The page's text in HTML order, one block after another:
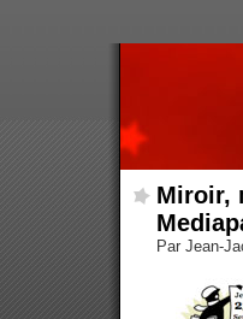
Miroir,
Par Jean-